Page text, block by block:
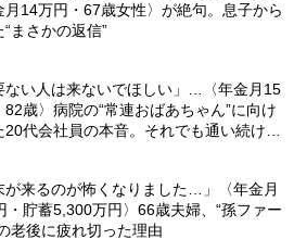
月14万円・67歳女性〉が絶句。息子から
“まさかの返信”
ない人は来ないでほしい」…〈年金月15
82歳〉病院の“常連おばあちゃん”に向け
20代会社員の本音。それでも通い続ける
が来るのが怖くなりました…」〈年金月
・貯蓄5,300万円〉66歳夫婦、“孫ファー
老後に疲れ切った理由